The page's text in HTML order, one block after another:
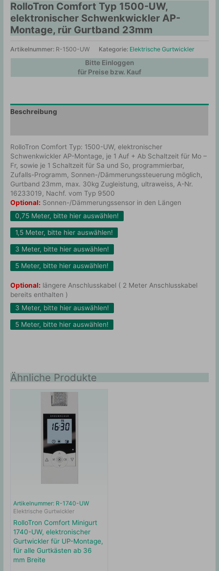
RolloTron Comfort Typ 1500-UW,
elektronischer Schwenkwickler AP-
Montage, rür Gurtband 23mm
Artikelnummer: R-1500-UW Kategorie: Elektrische Gurtwickler
Bitte Einloggen
für Preise bzw. Kauf
Beschreibung
RolloTron Comfort Typ: 1500-UW, elektronischer
Schwenkwickler AP-Montage, je 1 Auf + Ab Schaltzeit für Mo –
Fr, sowie je 1 Schaltzeit für Sa und So, programmierbar,
Zufalls-Programm, Sonnen-/Dämmerungssteuerung möglich,
Gurtband 23mm, max. 30kg Zugleistung, ultraweiss, A-Nr.
16233019, Nachf. vom Typ 9500
Optional: Sonnen-/Dämmerungssensor in den Längen
0,75 Meter, bitte hier auswählen!
1,5 Meter, bitte hier auswählen!
3 Meter, bitte hier auswählen!
5 Meter, bitte hier auswählen!
Optional: längere Anschlusskabel ( 2 Meter Anschlusskabel
bereits enthalten )
3 Meter, bitte hier auswählen!
5 Meter, bitte hier auswählen!
Ähnliche Produkte
Artikelnummer: R-1740-UW
Elektrische Gurtwickler
RolloTron Comfort Minigurt
1740-UW, elektronischer
Gurtwickler für UP-Montage,
für alle Gurtkästen ab 36
mm Breite